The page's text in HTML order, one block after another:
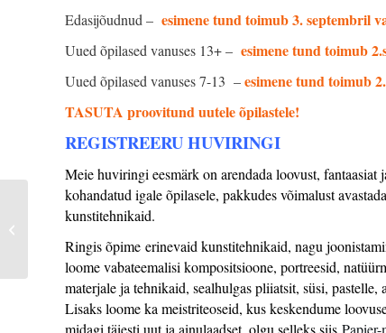
Edasijõudnud – esimene tund toimub 3. septembril
Uued õpilased vanuses 13+ – esimene tund toimub
Uued õpilased vanuses 7-13 –esimene tund toimub
TASUTA proovitund uutele õpilastele!
REGISTREERU HUVIRINGI
Meie huviringi eesmärk on arendada loovust,
kohandatud igale õpilasele, pakkudes võimalust
kunstitehnikaid.
Ringis õpime erinevaid kunstitehnikaid, nagu
loome vabateemalisi kompositsioone, portreesid,
materjale ja tehnikaid, sealhulgas pliiatsit, süsi,
Lisaks loome ka meistriteoseid, kus keskendume